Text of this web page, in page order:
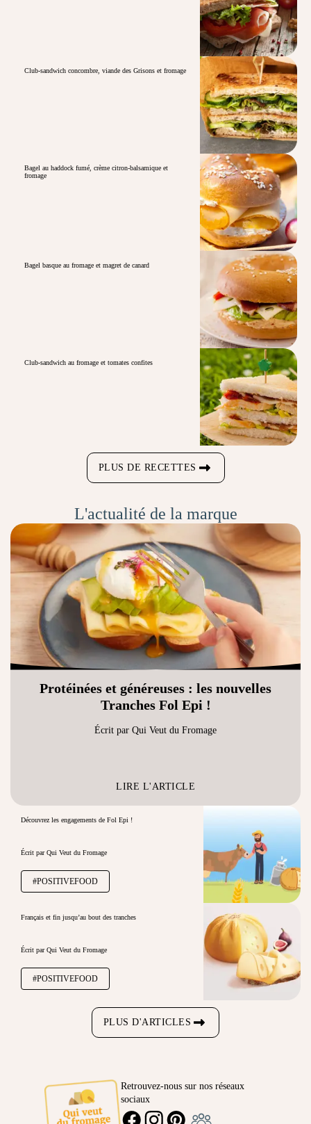
Club-sandwich concombre, viande des Grisons et fromage
Bagel au haddock fumé, crème citron-balsamique et
fromage
Bagel basque au fromage et magret de canard
Club-sandwich au fromage et tomates confites
PLUS DE RECETTES
L'actualité de la marque
Protéinées et généreuses : les nouvelles
Tranches Fol Epi !
Écrit par Qui Veut du Fromage
LIRE L'ARTICLE
Découvrez les engagements de Fol Epi !
Écrit par Qui Veut du Fromage
#POSITIVEFOOD
Français et fin jusqu’au bout des tranches
Écrit par Qui Veut du Fromage
#POSITIVEFOOD
PLUS D'ARTICLES
Retrouvez-nous sur nos réseaux
sociaux
FACEBOOKINSTAGRAMPINTEREST